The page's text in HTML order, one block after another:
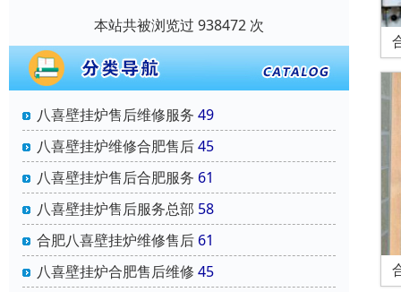
本站共被浏览过 938472 次
八喜壁挂炉售后维修服务 49
八喜壁挂炉维修合肥售后45
八喜壁挂炉售后合肥服务 61
八喜壁挂炉售后服务总部 58
合肥八喜壁挂炉维修售后 61
八喜壁挂炉合肥售后维修 45